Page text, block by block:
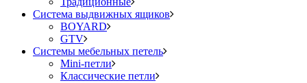
Система выдвижных ящиков
BOYARD
GTV
Системы мебельных петель
Mini-петли
Классические петли